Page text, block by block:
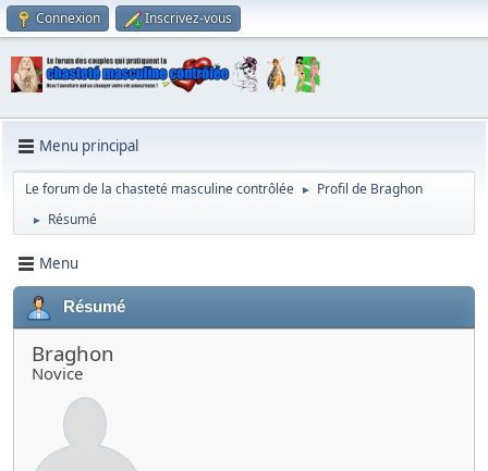
Connexion Inscrivez-vous
Menu principal
Le forum de la chasteté masculine contrôlée ► Profil de Braghon
► Résumé
Menu
Résumé
Braghon
Novice